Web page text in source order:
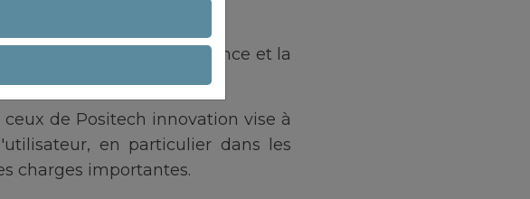
de tester la résistance et la
de Positech innovation vise à
en particulier dans les
charges importantes.